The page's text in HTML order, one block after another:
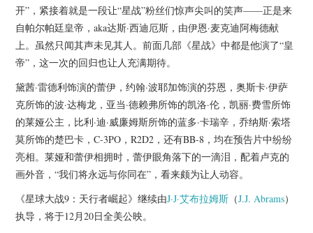
开”，紧接着就是一段让“星战”粉丝们惊声尖叫的笑声——正是来
自帕尔帕廷皇帝，aka达斯·西迪厄斯，由伊恩·麦克迪阿梅德献
上。虽然只闻其声未见其人。前面几部《星战》中都是他演了“皇
帝”，这一次的回归也让人充满期待。
黛茜·雷德利饰演的蕾伊，约翰·波耶加饰演的芬恩，奥斯卡·伊萨
克所饰的波·达梅龙，亚当·德赖弗所饰的凯洛·伦，凯丽·费雪所饰
的莱娅公主，比利·迪·威廉姆斯所饰的蓝多·卡瑞辛，乔纳斯·索塔
莫所饰的楚巴卡，C-3PO，R2D2，还有BB-8，均在预告片中纷纷
亮相。莱娅和蕾伊相拥时，蕾伊眼角落下的一滴泪，配着卢克的
画外音，“我们将永远与你同在”，看来颇为让人动容。
《星球大战9：天行者崛起》继续由J·J·艾布拉姆斯 （J.J. Abrams）
执导，将于12月20日全美公映。